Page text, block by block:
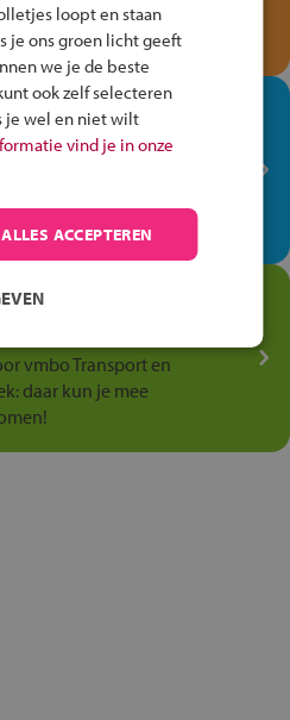
Fiets Veilig Verkeersspel
een Cortina-fiets!
winkel ben je op je
via het vmbo jouw talent
waar elke dag
talent in de
vmbo Transport en
daar kun je mee
loopt en staan
je ons groen licht geeft
we je de beste
ook zelf selecteren
je wel en niet wilt
vind je in onze
ALLES ACCEPTEREN